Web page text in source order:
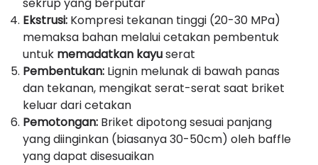
Ekstrusi: Kompresi tekanan tinggi (20-30 MPa)
memaksa bahan melalui cetakan pembentuk
untuk memadatkan kayuserat
Pembentukan: Lignin melunak di bawah panas
dan tekanan, mengikat serat-serat saat briket
keluar dari cetakan
Pemotongan: Briket dipotong sesuai panjang
yang diinginkan (biasanya 30-50cm) oleh baffle
yang dapat disesuaikan